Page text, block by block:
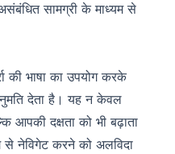
सामग्री के माध्यम से
की भाषा का उपयोग करके
देता है। यह न केवल
आपकी दक्षता को भी बढ़ाता
नेविगेट करने को अलविदा